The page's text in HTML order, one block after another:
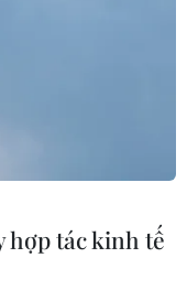
tác kinh tế